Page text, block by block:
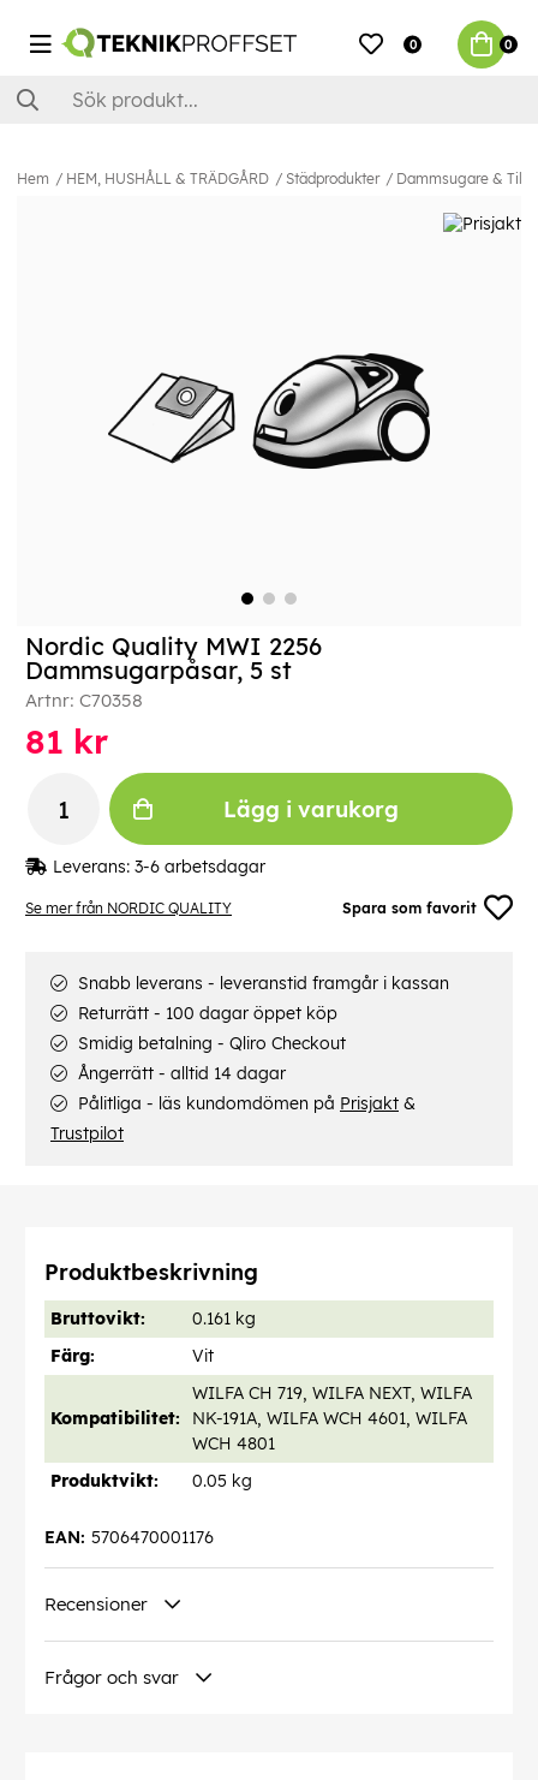
0 0
Hem HEM, HUSHÅLL & TRÄDGÅRD Städprodukter Dammsugare &
Se mer från NORDIC QUALITY Spara som favorit
Nordic Quality MWI 2256
Dammsugarpåsar, 5 st
Artnr: C70358
81 kr
Lägg i varukorg
Leverans: 3-6 arbetsdagar
Snabb leverans - leveranstid framgår i kassan
Returrätt - 100 dagar öppet köp
Smidig betalning - Qliro Checkout
Ångerrätt - alltid 14 dagar
Pålitliga - läs kundomdömen på Prisjakt &
Trustpilot
Produktbeskrivning
Bruttovikt:
0.161 kg
Färg:
Vit
Kompatibilitet:
WILFA CH 719, WILFA NEXT, WILFA
NK-191A, WILFA WCH 4601, WILFA
WCH 4801
Produktvikt:
0.05 kg
5706470001176
EAN:
Recensioner
Frågor och svar